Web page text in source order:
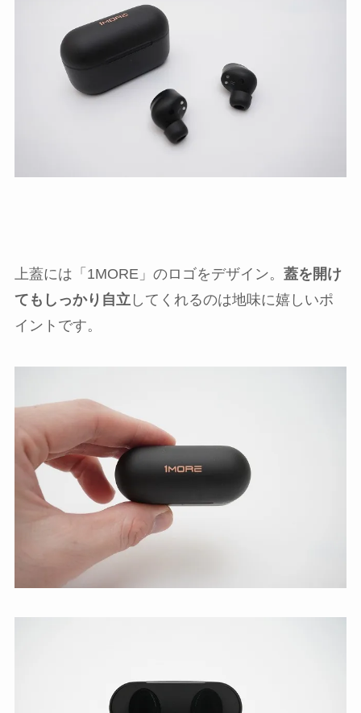
上蓋には「1MORE」のロゴをデザイン。 蓋を開け
てもしっかり自立 してくれるのは地味に嬉しいポ
イントです。